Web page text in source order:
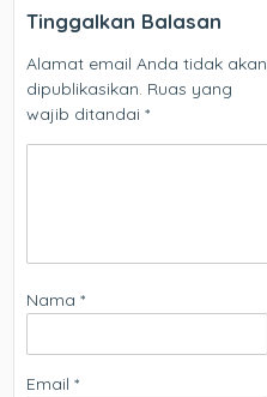
Tinggalkan Balasan
Alamat email Anda tidak akan
dipublikasikan. Ruas yang
wajib ditandai*
Nama*
Email*